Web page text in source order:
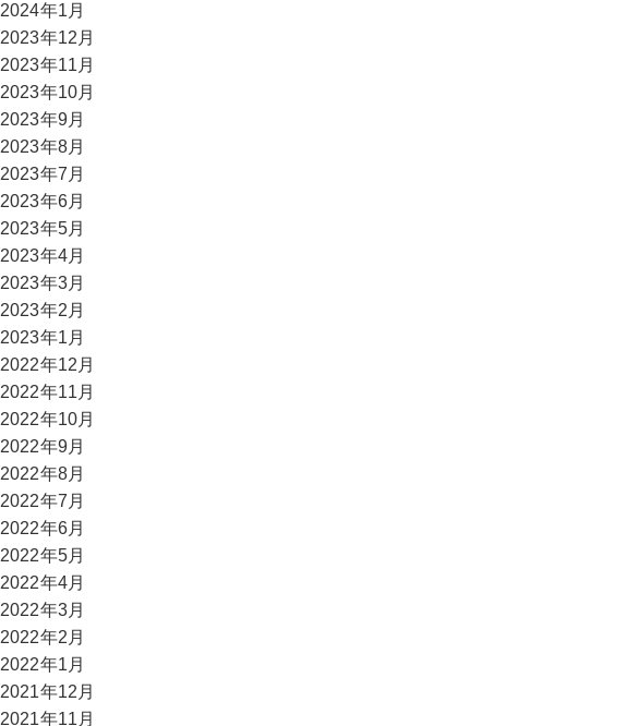
2024年1月
2023年12月
2023年11月
2023年10月
2023年9月
2023年8月
2023年7月
2023年6月
2023年5月
2023年4月
2023年3月
2023年2月
2023年1月
2022年12月
2022年11月
2022年10月
2022年9月
2022年8月
2022年7月
2022年6月
2022年5月
2022年4月
2022年3月
2022年2月
2022年1月
2021年12月
2021年11月